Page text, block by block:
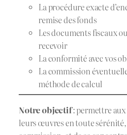
La procédure exacte
remise des fonds
Les documents fiscaux
recevoir
La conformité avec vos
La commission
méthode de calcul
Notre objectif: permettre
leurs œuvres en toute sérénité,